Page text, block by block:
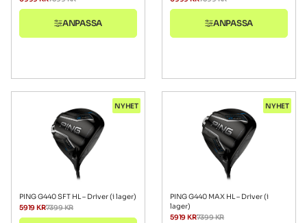
ANPASSA ANPASSA
NYHET
PING G440 SFT HL – Driver (i lager)
7399KR
5919KR
NYHET
PING G440 MAX HL – Driver (i
lager)
7399KR
5919KR